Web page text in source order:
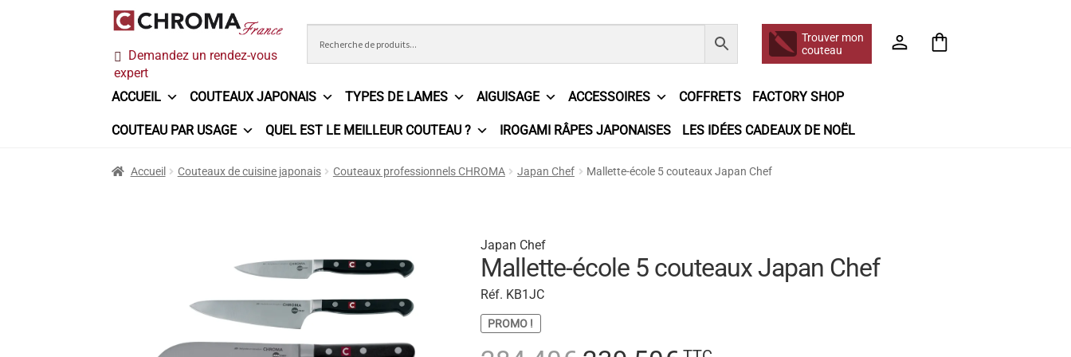
Aller
à
la
navigation
Aller
au
contenu
Demandez un rendez-vous
expert
Trouver mon
couteau
ACCUEIL COUTEAUX JAPONAIS TYPES DE LAMES AIGUISAGE ACCESSOIRES COFFRETS FACTORY SHOP
COUTEAU PAR USAGE QUEL EST LE MEILLEUR COUTEAU ? IROGAMI RÂPES JAPONAISES LES IDÉES CADEAUX DE NOËL
AccueilChroma France Commande Conditions Générales de Vente Contact Demande de devis Expédition le jour même
Revue de presse Téléchargements
Trouver mon magasin
Accueil Couteaux de cuisine japonais Couteaux professionnels CHROMA Japan Chef Mallette-école 5 couteaux Japan Chef
Japan Chef
Mallette-école 5 couteaux Japan Chef
Réf. KB1JC
PROMO !